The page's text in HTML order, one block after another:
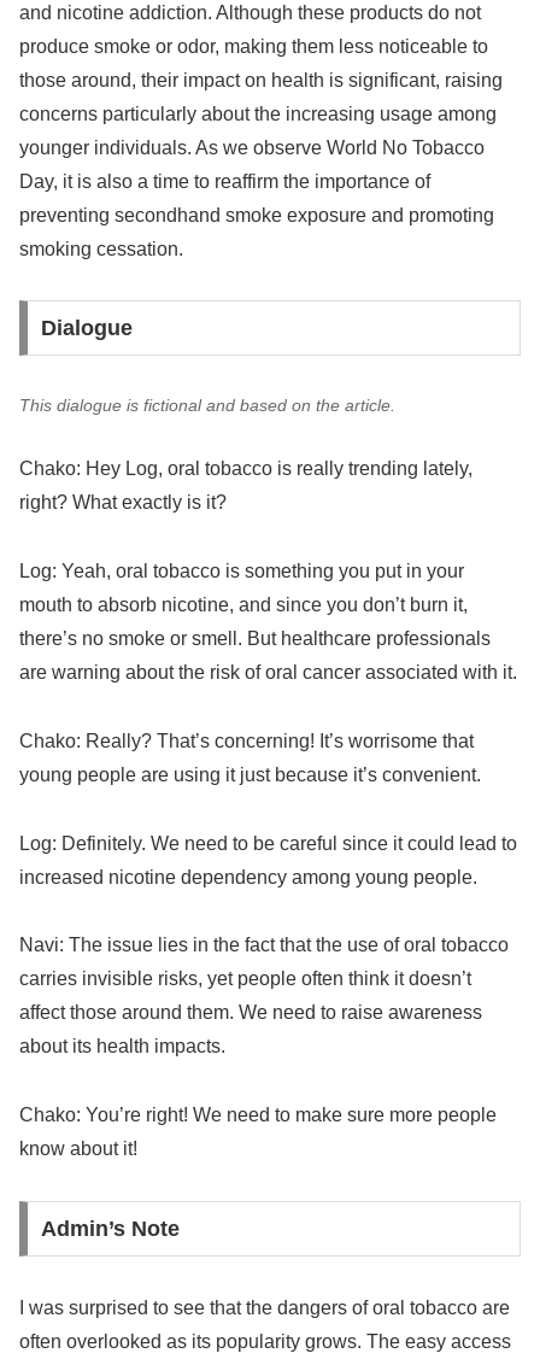
and nicotine addiction. Although these products do not
produce smoke or odor, making them less noticeable to
those around, their impact on health is significant, raising
concerns particularly about the increasing usage among
younger individuals. As we observe World No Tobacco
Day, it is also a time to reaffirm the importance of
preventing secondhand smoke exposure and promoting
smoking cessation.
Dialogue
This dialogue is fictional and based on the article.
Chako: Hey Log, oral tobacco is really trending lately,
right? What exactly is it?
Log: Yeah, oral tobacco is something you put in your
mouth to absorb nicotine, and since you don’t burn it,
there’s no smoke or smell. But healthcare professionals
are warning about the risk of oral cancer associated with it.
Chako: Really? That’s concerning! It’s worrisome that
young people are using it just because it’s convenient.
Log: Definitely. We need to be careful since it could lead to
increased nicotine dependency among young people.
Navi: The issue lies in the fact that the use of oral tobacco
carries invisible risks, yet people often think it doesn’t
affect those around them. We need to raise awareness
about its health impacts.
Chako: You’re right! We need to make sure more people
know about it!
Admin’s Note
I was surprised to see that the dangers of oral tobacco are
often overlooked as its popularity grows. The easy access